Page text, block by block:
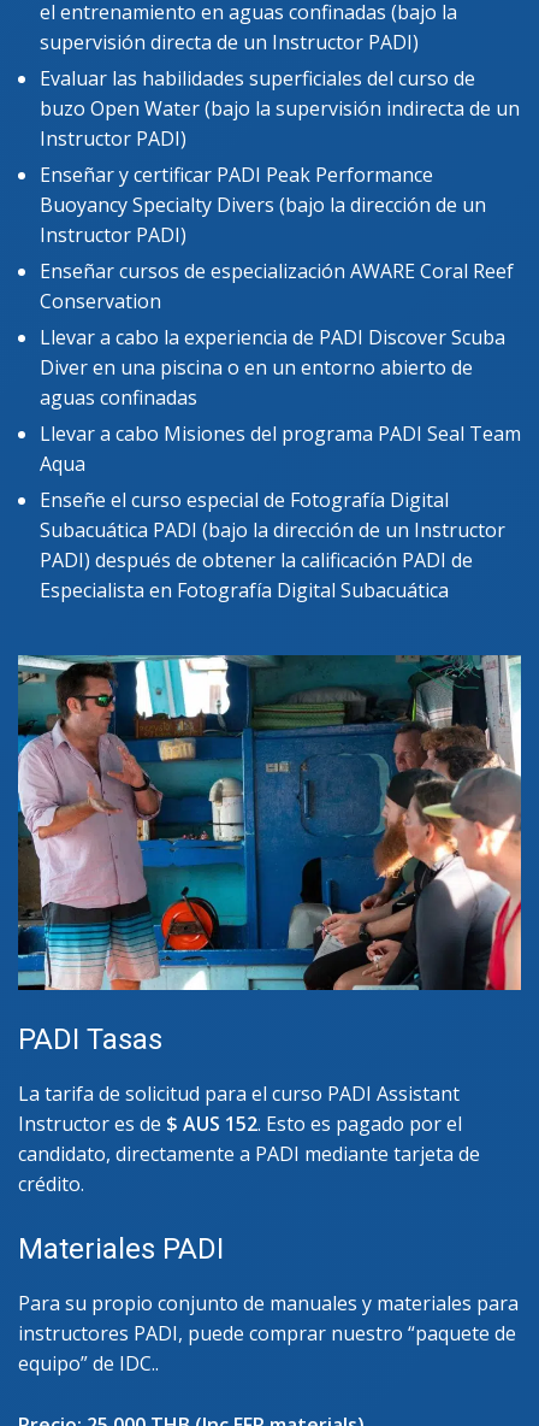
el entrenamiento en aguas confinadas (bajo la
supervisión directa de un Instructor PADI)
Evaluar las habilidades superficiales del curso de
buzo Open Water (bajo la supervisión indirecta de un
Instructor PADI)
Enseñar y certificar PADI Peak Performance
Buoyancy Specialty Divers (bajo la dirección de un
Instructor PADI)
Enseñar cursos de especialización AWARE Coral Reef
Conservation
Llevar a cabo la experiencia de PADI Discover Scuba
Diver en una piscina o en un entorno abierto de
aguas confinadas
Llevar a cabo Misiones del programa PADI Seal Team
Aqua
Enseñe el curso especial de Fotografía Digital
Subacuática PADI (bajo la dirección de un Instructor
PADI) después de obtener la calificación PADI de
Especialista en Fotografía Digital Subacuática
PADI Tasas
La tarifa de solicitud para el curso PADI Assistant
Instructor es de $ AUS 152. Esto es pagado por el
candidato, directamente a PADI mediante tarjeta de
crédito.
Materiales PADI
Para su propio conjunto de manuales y materiales para
instructores PADI, puede comprar nuestro “paquete de
equipo” de IDC..